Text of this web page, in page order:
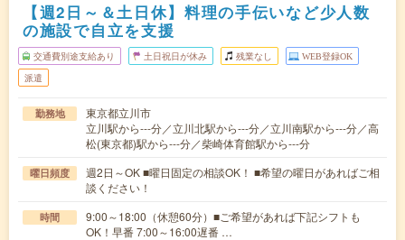
【週2日～＆土日休】料理の手伝いなど少人数
の施設で自立を支援
交通費別途支給あり 土日祝日が休み 残業なし WEB登録OK
派遣
勤務地
東京都立川市
立川駅から---分／立川北駅から---分／立川南駅から---分／高
松(東京都)駅から---分／柴崎体育館駅から---分
曜日頻度
週2日～OK ■曜日固定の相談OK！ ■希望の曜日があればご相
談ください！
時間
9:00～18:00（休憩60分）■ご希望があれば下記シフトも
OK！早番 7:00～16:00遅番 …